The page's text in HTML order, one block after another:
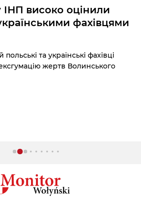
високо оцінили
фахівцями
та українські фахівці
жертв Волинського